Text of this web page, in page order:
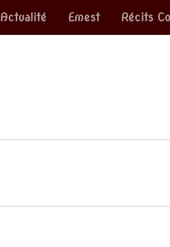
Actualité Ernest Récits